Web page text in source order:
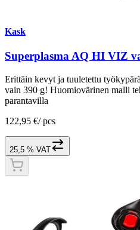
Kask
Superplasma AQ HI VIZ
Erittäin kevyt ja tuuletettu
vain 390 g! Huomiovärinen malli
parantavilla
122,95 €/ pcs
25,5 % VAT